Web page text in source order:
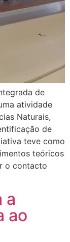
de
atividade
Naturais,
de
teve como
teóricos
o contacto
a
ao